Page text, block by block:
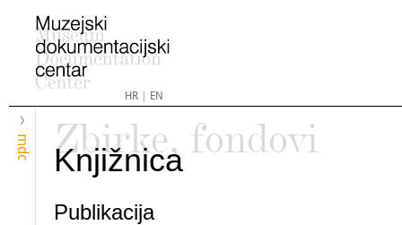
HR| EN
mdc
Zbirke, fondovi
Knjižnica
Publikacija